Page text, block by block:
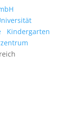
Kindergarten